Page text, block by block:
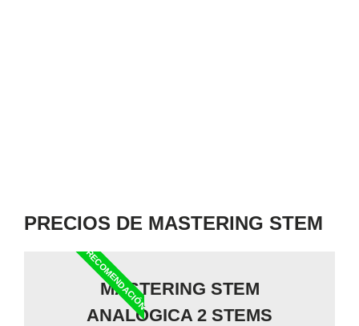
PRECIOS DE MASTERING STEM
MASTERING STEM
ANALÓGICA 2 STEMS
RECOMENDACIÓN